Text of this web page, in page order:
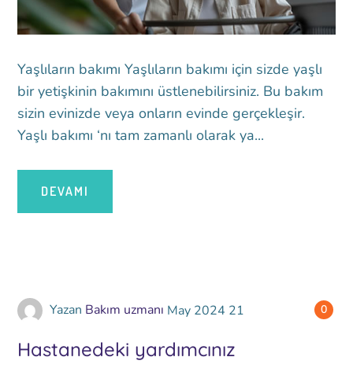
Yaşlıların bakımı Yaşlıların bakımı için sizde yaşlı
bir yetişkinin bakımını üstlenebilirsiniz. Bu bakım
sizin evinizde veya onların evinde gerçekleşir.
Yaşlı bakımı ‘nı tam zamanlı olarak ya...
DEVAMI
0
Yazan Bakım uzmanı May 2024 21
Hastanedeki yardımcınız